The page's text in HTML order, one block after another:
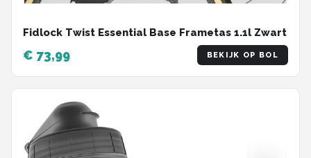
Fidlock Twist Essential Base Frametas 1.1l Zwart
€ 73,99 BEKIJK OP BOL